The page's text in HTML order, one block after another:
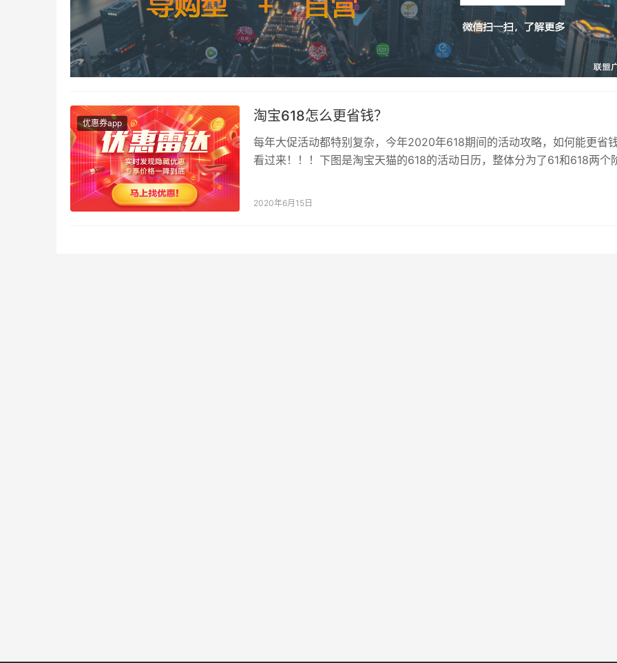
优惠券app 淘宝618怎么更省钱？
每年大促活动都特别复杂，今年2020年618期间的活动攻略，如何能更省
看过来！！！下图是淘宝天猫的618的活动日历，整体分为了61和618两个
2020年6月15日